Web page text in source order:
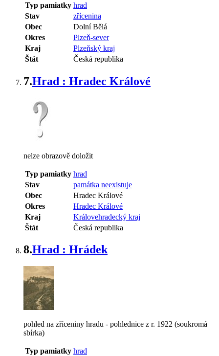
Typ pamiatky hrad
Stav
zřícenina
Obec
Dolní Bělá
Okres
Plzeň-sever
Kraj
Plzeňský kraj
Štát
Česká republika
7.Hrad : Hradec Králové
nelze obrazově doložit
Typ pamiatky hrad
Stav
památka neexistuje
Obec
Hradec Králové
Okres
Hradec Králové
Kraj
Královehradecký kraj
Štát
Česká republika
8.Hrad : Hrádek
pohled na zříceniny hradu - pohlednice z r. 1922 (soukromá
sbírka)
Typ pamiatky hrad